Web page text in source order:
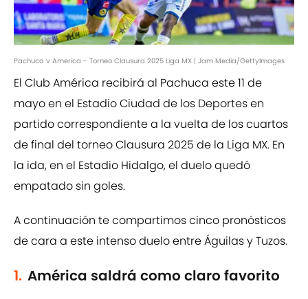
Pachuca v America - Torneo Clausura 2025 Liga MX | Jam Media/GettyImages
El Club América recibirá al Pachuca este 11 de
mayo en el Estadio Ciudad de los Deportes en
partido correspondiente a la vuelta de los cuartos
de final del torneo Clausura 2025 de la Liga MX. En
la ida, en el Estadio Hidalgo, el duelo quedó
empatado sin goles.
A continuación te compartimos cinco pronósticos
de cara a este intenso duelo entre Águilas y Tuzos.
1. América saldrá como claro favorito